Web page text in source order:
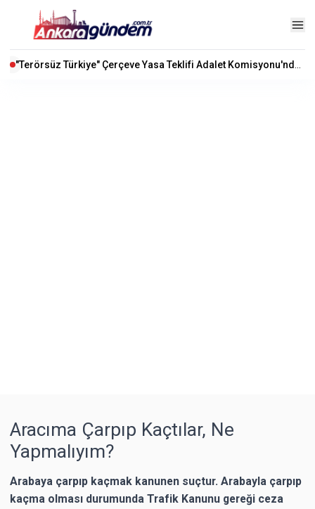
Aracıma Çarpıp Kaçtılar, Ne
Yapmalıyım?
Arabaya çarpıp kaçmak kanunen suçtur. Arabayla çarpıp
kaçma olması durumunda Trafik Kanunu gereği ceza